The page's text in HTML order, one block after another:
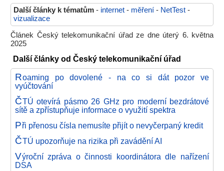
Další články k tématům - internet - měření - NetTest -
vizualizace
Článek Český telekomunikační úřad ze dne úterý 6. května
2025
Další články od Český telekomunikační úřad
Roaming po dovolené - na co si dát pozor ve
vyúčtování
ČTÚ otevírá pásmo 26 GHz pro moderní bezdrátové
sítě a zpřístupňuje informace o využití spektra
Při přenosu čísla nemusíte přijít o nevyčerpaný kredit
ČTÚ upozorňuje na rizika při zavádění AI
Výroční zpráva o činnosti koordinátora dle nařízení
DSA